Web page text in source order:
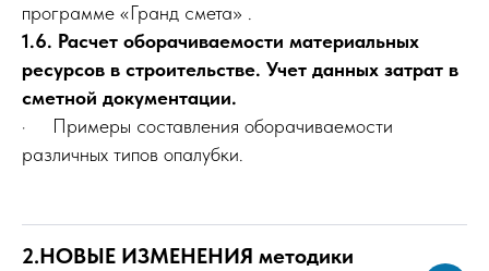
программе «Гранд смета» .
1.6. Расчет оборачиваемости материальных
ресурсов в строительстве. Учет данных затрат в
сметной документации.
· Примеры составления оборачиваемости
различных типов опалубки.
2.НОВЫЕ ИЗМЕНЕНИЯ методики